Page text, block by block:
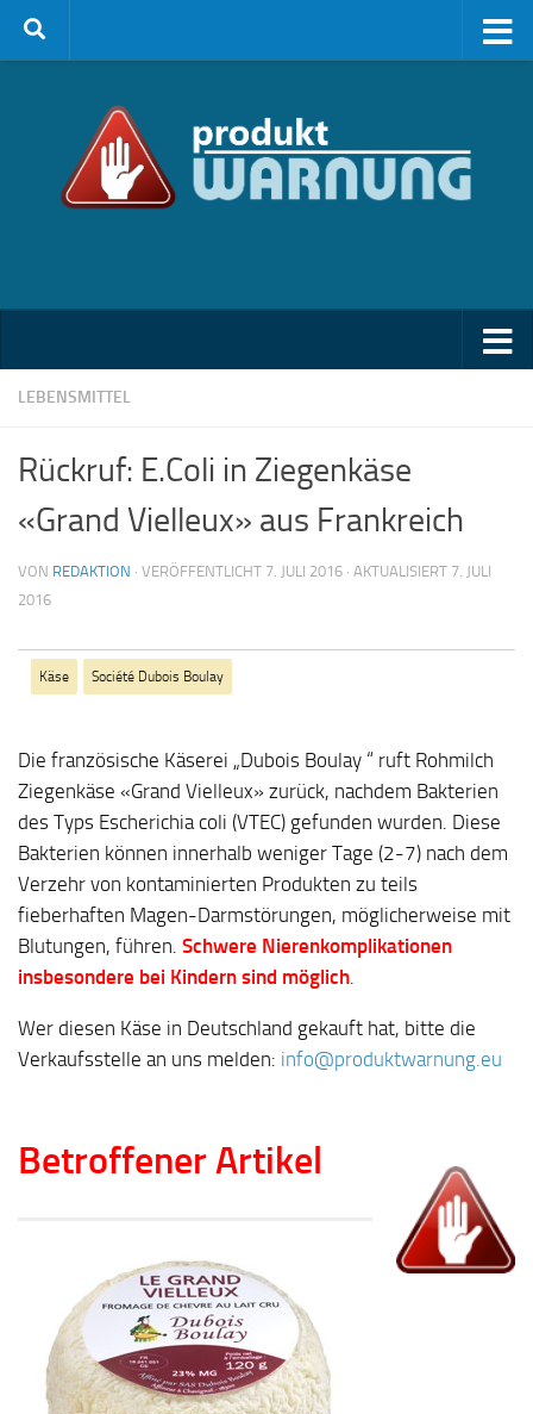
Zum Inhalt springen
LEBENSMITTEL
Rückruf: E.Coli in Ziegenkäse
«Grand Vielleux» aus Frankreich
VON REDAKTION · VERÖFFENTLICHT 7. JULI 2016 · AKTUALISIERT 7. JULI
2016
Käse Société Dubois Boulay
Die französische Käserei „Dubois Boulay “ ruft Rohmilch
Ziegenkäse «Grand Vielleux» zurück, nachdem Bakterien
des Typs Escherichia coli (VTEC) gefunden wurden. Diese
Bakterien können innerhalb weniger Tage (2-7) nach dem
Verzehr von kontaminierten Produkten zu teils
fieberhaften Magen-Darmstörungen, möglicherweise mit
Blutungen, führen. Schwere Nierenkomplikationen
insbesondere bei Kindern sind möglich.
Wer diesen Käse in Deutschland gekauft hat, bitte die
Verkaufsstelle an uns melden: info@produktwarnung.eu
Betroffener Artikel